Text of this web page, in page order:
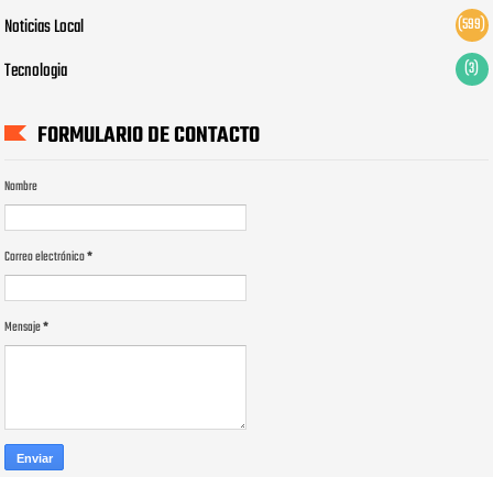
Noticias Local (599)
Tecnologia (3)
FORMULARIO DE CONTACTO
Nombre
Correo electrónico*
Mensaje*